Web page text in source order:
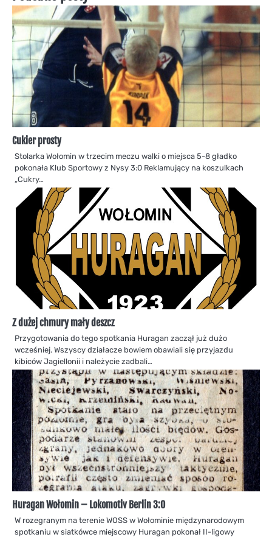
Cukier prosty
Stolarka Wołomin w trzecim meczu walki o miejsca 5-8 gładko
pokonała Klub Sportowy z Nysy 3:0 Reklamujący na koszulkach
„Cukry…
Z dużej chmury mały deszcz
Przygotowania do tego spotkania Huragan zaczął już dużo
wcześniej. Wszyscy działacze bowiem obawiali się przyjazdu
kibiców Jagiellonii i należycie zadbali…
Huragan Wołomin – Lokomotiv Berlin 3:0
W rozegranym na terenie WOSS w Wołominie międzynarodowym
spotkaniu w siatkówce miejscowy Huragan pokonał II-ligowy